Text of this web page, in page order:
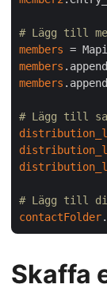
# Lägg till
members
members
members
# Lägg till
# Lägg till
contactFolder
Skaffa